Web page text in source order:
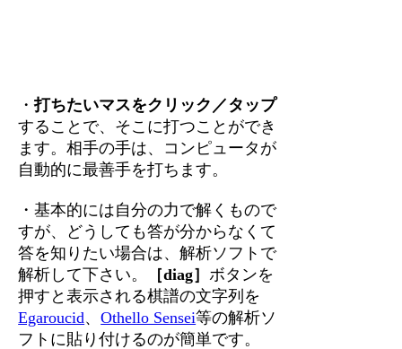
・打ちたいマスをクリック／タップ
することで、そこに打つことができ
ます。相手の手は、コンピュータが
自動的に最善手を打ちます。
・基本的には自分の力で解くもので
すが、どうしても答が分からなくて
答を知りたい場合は、解析ソフトで
解析して下さい。
［diag］ ボタンを
押すと表示される棋譜の文字列を
Egaroucid、Othello Sensei等の解析ソ
フトに貼り付けるのが簡単です。